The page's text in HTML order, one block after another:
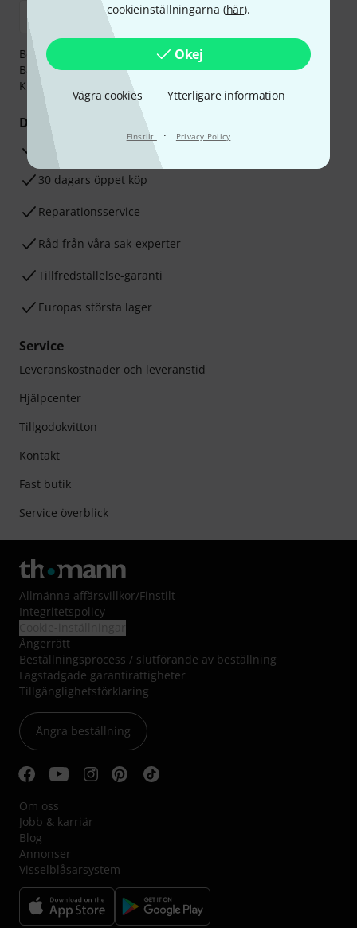
cookieinställningarna (här).
Okej
Vägra cookies Ytterligare information
Finstilt · Privacy Policy
Betalningen kan göras tryggt och säkert med
Banköverföring, PayPal,Klarna Direktbetalningeller
Kreditkort.
Dina fördelar
3-år Thomann-garanti
30 dagars öppet köp
Reparationsservice
Råd från våra sak-experter
Tillfredställelse-garanti
Europas största lager
Service
Leveranskostnader och leveranstid
Hjälpcenter
Tillgodokvitton
Kontakt
Fast butik
Service överblick
Allmänna affärsvillkor/Finstilt
Integritetspolicy
Ångerrätt
Beställningsprocess / slutförande av beställning
Lagstadgade garantirättigheter
Tillgänglighetsförklaring
Ångra beställning
Om oss
Jobb & karriär
Blog
Annonser
Visselblåsarsystem